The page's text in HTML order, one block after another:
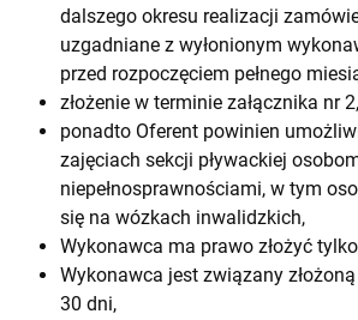
dalszego okresu realizacji
uzgadniane z wyłonionym
przed rozpoczęciem pełnego
złożenie w terminie załącznika nr 2,
ponadto Oferent powinien
zajęciach sekcji pływackiej
niepełnosprawnościami, w tym
się na wózkach inwalidzkich,
Wykonawca ma prawo złożyć
Wykonawca jest związany
30 dni,